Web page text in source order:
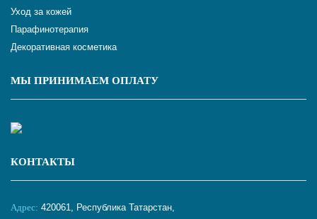
Уход за кожей
Парафинотерапия
Декоративная косметика
МЫ ПРИНИМАЕМ ОПЛАТУ
КОНТАКТЫ
Адрес: 420061, Республика Татарстан,